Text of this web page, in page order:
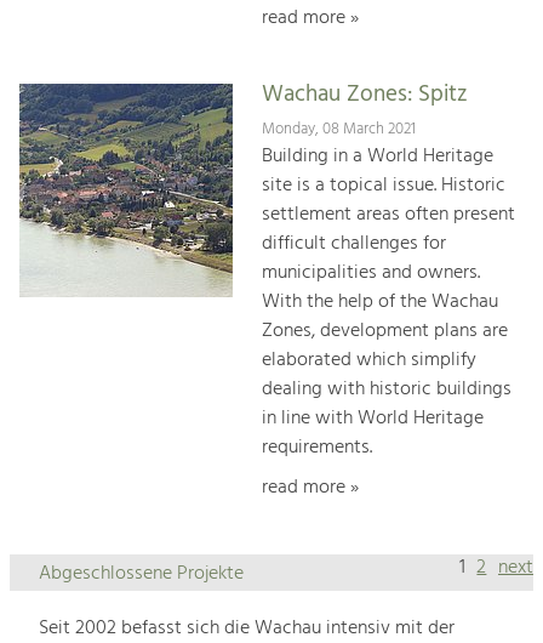
read more »
Wachau Zones: Spitz
Monday, 08 March 2021
Building in a World Heritage
site is a topical issue. Historic
settlement areas often present
difficult challenges for
municipalities and owners.
With the help of the Wachau
Zones, development plans are
elaborated which simplify
dealing with historic buildings
in line with World Heritage
requirements.
read more »
1 2 next
Abgeschlossene Projekte
Seit 2002 befasst sich die Wachau intensiv mit der